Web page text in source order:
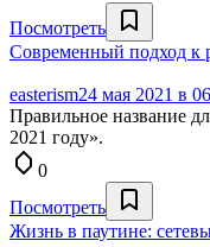
Посмотреть
Современный подход к
easterism24 мая 2021 в
Правильное название
2021 году».
0
Посмотреть
Жизнь в паутине: